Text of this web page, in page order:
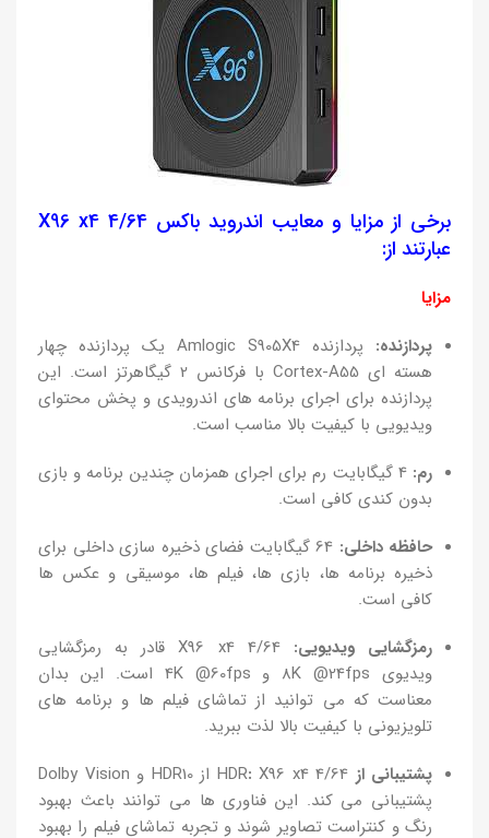
برخی از مزایا و معایب اندروید باکس X96 x4 4/64
عبارتند از:
مزایا
پردازنده:
پردازنده Amlogic S905X4 یک پردازنده چهار
هسته ای Cortex-A55 با فرکانس 2 گیگاهرتز است. این
پردازنده برای اجرای برنامه های اندرویدی و پخش محتوای
ویدیویی با کیفیت بالا مناسب است.
رم:
4 گیگابایت رم برای اجرای همزمان چندین برنامه و بازی
بدون کندی کافی است.
حافظه داخلی:
64 گیگابایت فضای ذخیره سازی داخلی برای
ذخیره برنامه ها، بازی ها، فیلم ها، موسیقی و عکس ها
کافی است.
رمزگشایی ویدیویی:
X96 x4 4/64 قادر به رمزگشایی
ویدیوی 8K @24fps و 4K @60fps است. این بدان
معناست که می توانید از تماشای فیلم ها و برنامه های
تلویزیونی با کیفیت بالا لذت ببرید.
پشتیبانی از
HDR:
X96 x4 4/64 از HDR10 و Dolby Vision
پشتیبانی می کند. این فناوری ها می توانند باعث بهبود
رنگ و کنتراست تصاویر شوند و تجربه تماشای فیلم را بهبود